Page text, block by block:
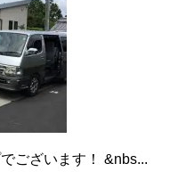
ざいます！ &nbs...